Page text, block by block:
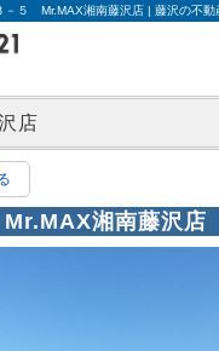
店
Mr.MAX湘南藤沢店